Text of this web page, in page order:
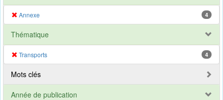
Annexe 4
Thématique
Transports 4
Mots clés
Année de publication